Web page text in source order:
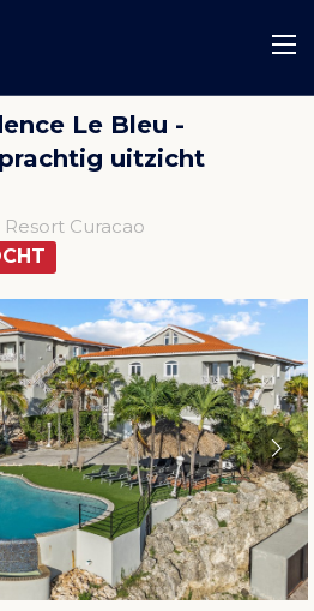
Le Bleu -
uitzicht
Curacao